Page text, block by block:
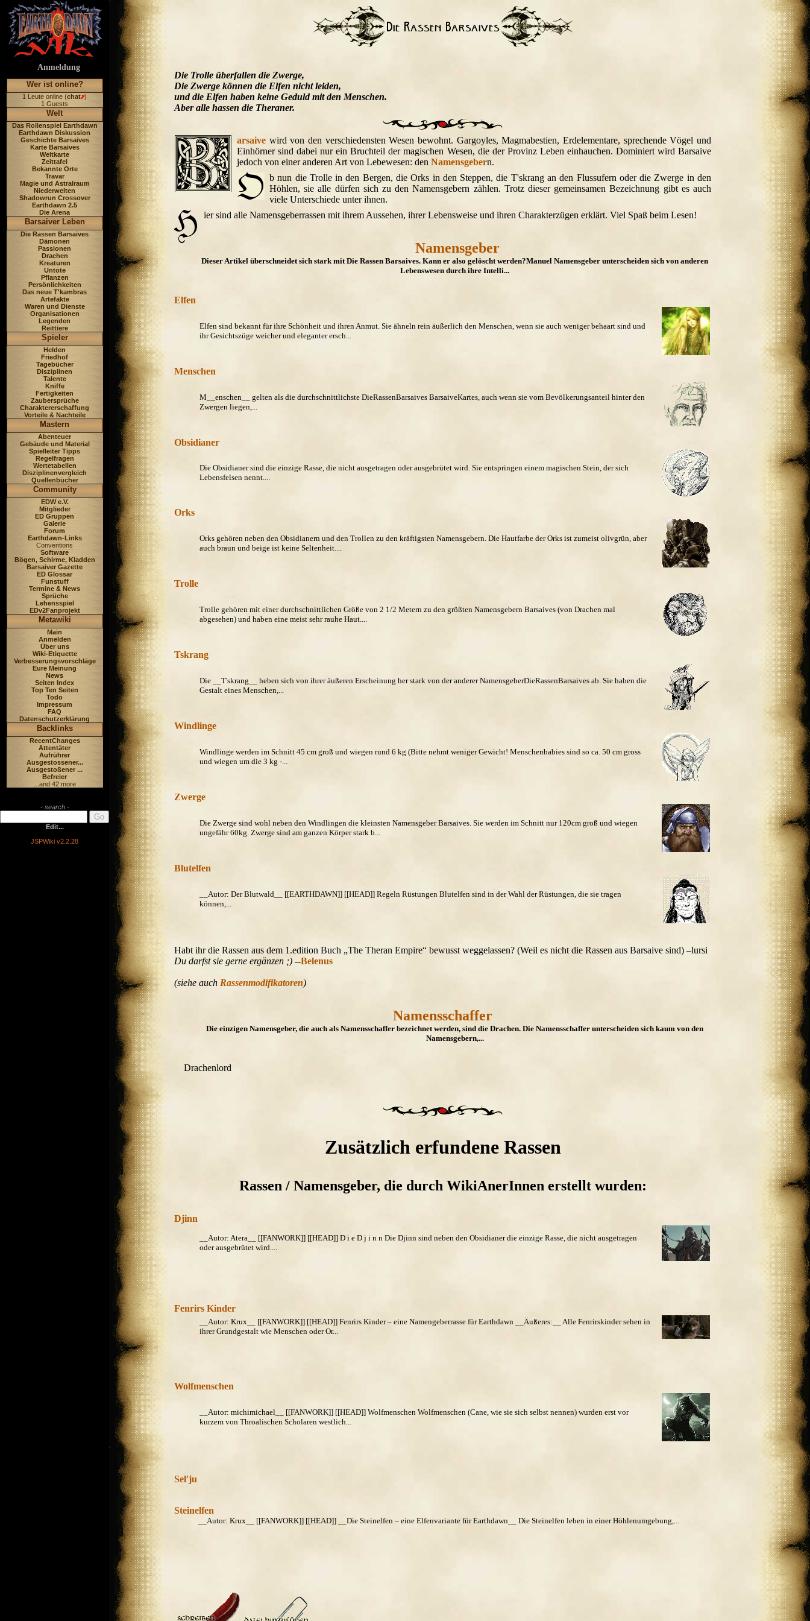
Anmeldung
Wer ist online?
1 Leute online (chat )
1 Guests
Welt
Das Rollenspiel Earthdawn
Earthdawn Diskussion
Geschichte Barsaives
Karte Barsaives
Weltkarte
Zeittafel
Bekannte Orte
Travar
Magie und Astralraum
Niederwelten
Shadowrun Crossover
Earthdawn 2.5
Die Arena
Barsaiver Leben
Die Rassen Barsaives
Dämonen
Passionen
Drachen
Kreaturen
Untote
Pflanzen
Persönlichkeiten
Das neue T'kambras
Artefakte
Waren und Dienste
Organisationen
Legenden
Reittiere
Spieler
Helden
Friedhof
Tagebücher
Disziplinen
Talente
Kniffe
Fertigkeiten
Zaubersprüche
Charaktererschaffung
Vorteile & Nachteile
Mastern
Abenteuer
Gebäude und Material
Spielleiter Tipps
Regelfragen
Wertetabellen
Disziplinenvergleich
Quellenbücher
Community
EDW e.V.
Mitglieder
ED Gruppen
Galerie
Forum
Earthdawn-Links
Conventions
Software
Bögen, Schirme, Kladden
Barsaiver Gazette
ED Glossar
Funstuff
Termine & News
Sprüche
Lehensspiel
EDv2Fanprojekt
Metawiki
Main
Anmelden
Über uns
Wiki-Etiquette
Verbesserungsvorschläge
Eure Meinung
News
Seiten Index
Top Ten Seiten
Todo
Impressum
FAQ
Datenschutzerklärung
Backlinks
RecentChanges
Attentäter
Aufrührer
Ausgestossener...
Ausgestoßener ...
Befreier
...and 42 more
- search -
Edit...
JSPWiki v2.2.28
Die Trolle überfallen die Zwerge,
Die Zwerge können die Elfen nicht leiden,
und die Elfen haben keine Geduld mit den Menschen.
Aber alle hassen die Theraner.
arsaive wird von den verschiedensten Wesen bewohnt. Gargoyles, Magmabestien, Erdelementare, sprechende Vögel und
Einhörner sind dabei nur ein Bruchteil der magischen Wesen, die der Provinz Leben einhauchen. Dominiert wird Barsaive
jedoch von einer anderen Art von Lebewesen: den Namensgebern.
b nun die Trolle in den Bergen, die Orks in den Steppen, die T'skrang an den Flussufern oder die Zwerge in den
Höhlen, sie alle dürfen sich zu den Namensgebern zählen. Trotz dieser gemeinsamen Bezeichnung gibt es auch
viele Unterschiede unter ihnen.
ier sind alle Namensgeberrassen mit ihrem Aussehen, ihrer Lebensweise und ihren Charakterzügen erklärt. Viel Spaß beim Lesen!
Namensgeber
Dieser Artikel überschneidet sich stark mit Die Rassen Barsaives. Kann er also gelöscht werden?Manuel Namensgeber unterscheiden sich von anderen
Lebenswesen durch ihre Intelli...
Elfen
Elfen sind bekannt für ihre Schönheit und ihren Anmut. Sie ähneln rein äußerlich den Menschen, wenn sie auch weniger behaart sind und
ihr Gesichtszüge weicher und eleganter ersch...
Menschen
M__enschen__ gelten als die durchschnittlichste DieRassenBarsaives BarsaiveKartes, auch wenn sie vom Bevölkerungsanteil hinter den
Zwergen liegen,...
Obsidianer
Die Obsidianer sind die einzige Rasse, die nicht ausgetragen oder ausgebrütet wird. Sie entspringen einem magischen Stein, der sich
Lebensfelsen nennt....
Orks
Orks gehören neben den Obsidianern und den Trollen zu den kräftigsten Namensgebern. Die Hautfarbe der Orks ist zumeist olivgrün, aber
auch braun und beige ist keine Seltenheit....
Trolle
Trolle gehören mit einer durchschnittlichen Größe von 2 1/2 Metern zu den größten Namensgebern Barsaives (von Drachen mal
abgesehen) und haben eine meist sehr rauhe Haut....
Tskrang
Die __T'skrang__ heben sich von ihrer äußeren Erscheinung her stark von der anderer NamensgeberDieRassenBarsaives ab. Sie haben die
Gestalt eines Menschen,...
Windlinge
Windlinge werden im Schnitt 45 cm groß und wiegen rund 6 kg (Bitte nehmt weniger Gewicht! Menschenbabies sind so ca. 50 cm gross
und wiegen um die 3 kg -...
Zwerge
Die Zwerge sind wohl neben den Windlingen die kleinsten Namensgeber Barsaives. Sie werden im Schnitt nur 120cm groß und wiegen
ungefähr 60kg. Zwerge sind am ganzen Körper stark b...
Blutelfen
__Autor: Der Blutwald__ [[EARTHDAWN]] [[HEAD]] Regeln Rüstungen Blutelfen sind in der Wahl der Rüstungen, die sie tragen
können,...
Habt ihr die Rassen aus dem 1.edition Buch „The Theran Empire“ bewusst weggelassen? (Weil es nicht die Rassen aus Barsaive sind) –lursi
Du darfst sie gerne ergänzen ;) --Belenus
(siehe auch Rassenmodifikatoren)
Namensschaffer
Die einzigen Namensgeber, die auch als Namensschaffer bezeichnet werden, sind die Drachen. Die Namensschaffer unterscheiden sich kaum von den
Namensgebern,...
Drachenlord
Zusätzlich erfundene Rassen
Rassen / Namensgeber, die durch WikiAnerInnen erstellt wurden:
Djinn
__Autor: Atera__ [[FANWORK]] [[HEAD]] D i e D j i n n Die Djinn sind neben den Obsidianer die einzige Rasse, die nicht ausgetragen
oder ausgebrütet wird....
Fenrirs Kinder
__Autor: Krux__ [[FANWORK]] [[HEAD]] Fenrirs Kinder – eine Namengeberrasse für Earthdawn __Äußeres:__ Alle Fenrirskinder sehen in
ihrer Grundgestalt wie Menschen oder Or...
Wolfmenschen
__Autor: michimichael__ [[FANWORK]] [[HEAD]] Wolfmenschen Wolfmenschen (Cane, wie sie sich selbst nennen) wurden erst vor
kurzem von Throalischen Scholaren westlich...
Sel'ju
Steinelfen
__Autor: Krux__ [[FANWORK]] [[HEAD]] __Die Steinelfen – eine Elfenvariante für Earthdawn__ Die Steinelfen leben in einer Höhlenumgebung,...